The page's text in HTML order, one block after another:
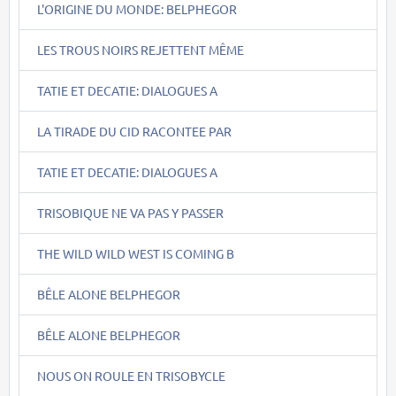
L'ORIGINE DU MONDE: BELPHEGOR
LES TROUS NOIRS REJETTENT MÊME
TATIE ET DECATIE: DIALOGUES A
LA TIRADE DU CID RACONTEE PAR
TATIE ET DECATIE: DIALOGUES A
TRISOBIQUE NE VA PAS Y PASSER
THE WILD WILD WEST IS COMING B
BÊLE ALONE BELPHEGOR
BÊLE ALONE BELPHEGOR
NOUS ON ROULE EN TRISOBYCLE